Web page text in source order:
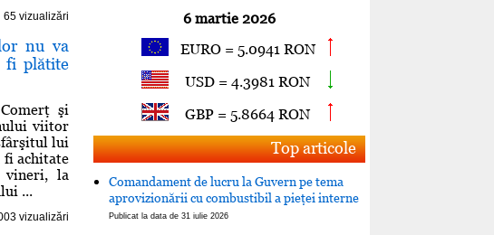
65 vizualizări
nu va
fi plătite
şi
viitor
lui
fi achitate
vineri, la
...
vizualizări
6 martie 2026
EURO = 5.0941 RON
USD = 4.3981 RON
GBP = 5.8664 RON
Top articole
Comandament de lucru la Guvern pe tema
aprovizionării cu combustibil a pieţei interne
Publicat la data de 31 iulie 2026